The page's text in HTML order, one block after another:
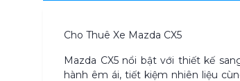
Cho Thuê Xe Mazda CX5
Mazda CX5 nổi bật với thiết kế
hành êm ái, tiết kiệm nhiên liệu